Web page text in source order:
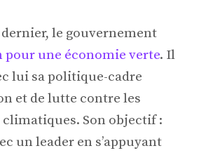
le gouvernement
pour une économie verte. Il
lui sa politique-cadre
et de lutte contre les
Son objectif :
un leader en s’appuyant